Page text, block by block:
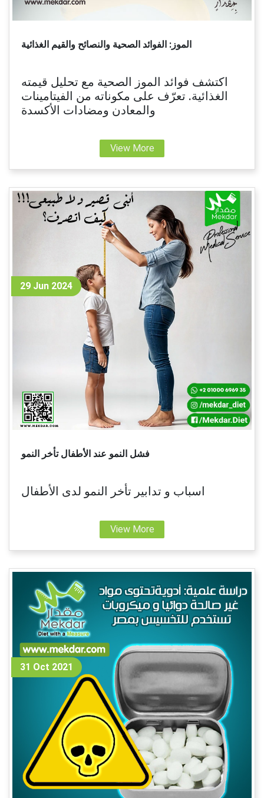
الموز: الفوائد الصحية والنصائح والقيم الغذائية
اكتشف فوائد الموز الصحية مع تحليل قيمته
الغذائية. تعرّف على مكوناته من الفيتامينات
والمعادن ومضادات الأكسدة
View More
فشل النمو عند الأطفال تأخر النمو
اسباب و تدابير تأخر النمو لدى الأطفال
View More
29 Jun 2024
31 Oct 2021